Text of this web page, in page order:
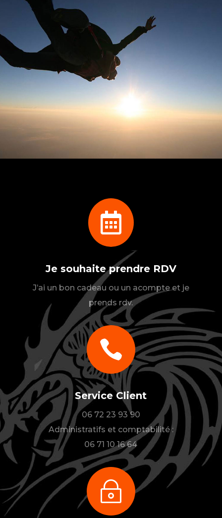

Je souhaite prendre RDV
J’ai un bon cadeau ou un acompte et je
prends rdv.

Service Client
06 72 23 93 90
Administratifs et comptabilité :
06 71 10 16 64
~